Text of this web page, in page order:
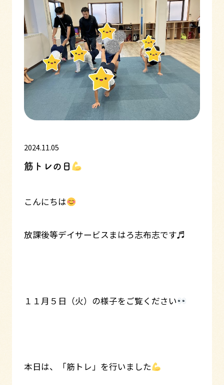
2024.11.05
筋トレの日
こんにちは
放課後等デイサービスまはろ志布志です♬
１１月５日（火）の様子をご覧ください
本日は、「筋トレ」を行いました